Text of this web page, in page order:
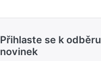
Přihlaste se k odběru
novinek